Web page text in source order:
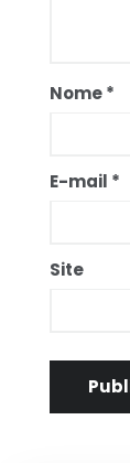
Nome*
E-mail *
Site